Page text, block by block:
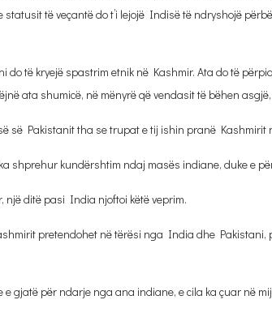
statusit të veçantë do t’i lejojë Indisë të ndryshojë
do të kryejë spastrim etnik në Kashmir. Ata do të
ata shumicë, në mënyrë që vendasit të bëhen asgjë,
së Pakistanit tha se trupat e tij ishin pranë Kashmirit
shprehur kundërshtim ndaj masës indiane, duke e
një ditë pasi India njoftoi këtë veprim.
pretendohet në tërësi nga India dhe Pakistani,
e gjatë për ndarje nga ana indiane, e cila ka çuar në